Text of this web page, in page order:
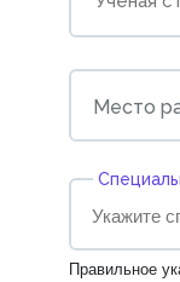
Место
Правильное